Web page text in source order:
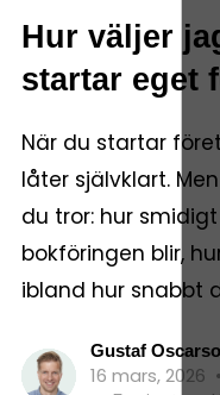
Hur väljer
startar eget
När du startar
låter självklart.
du tror: hur
bokföringen blir,
ibland hur snabbt
Gustaf
16 mars, 2026 •